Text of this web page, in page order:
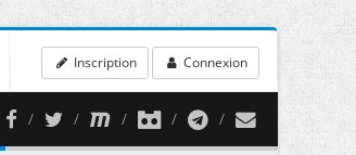
Inscription Connexion